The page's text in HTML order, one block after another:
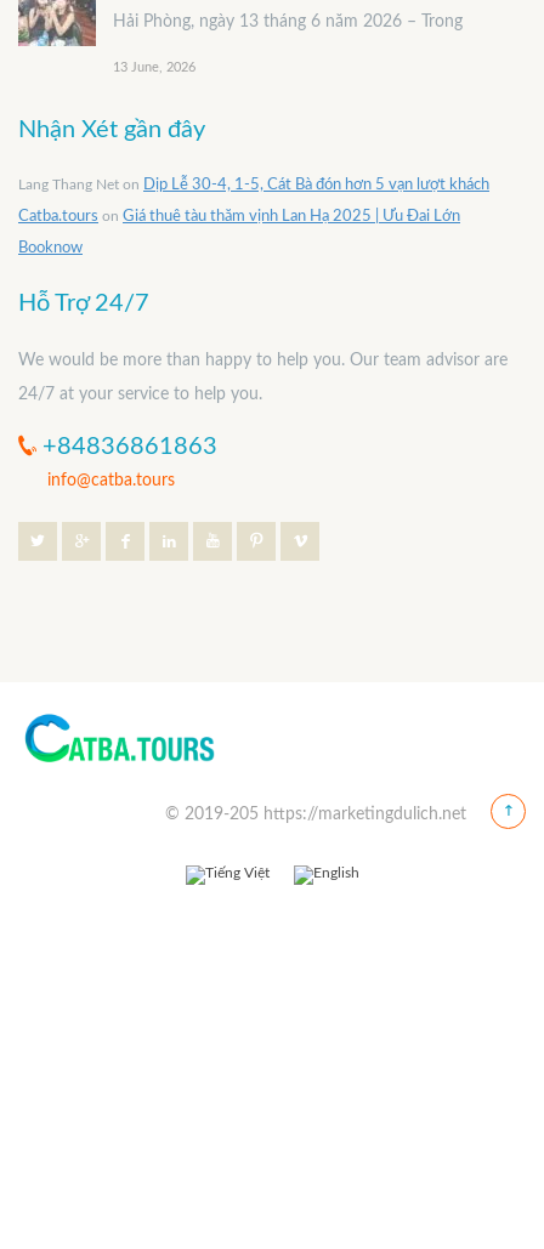
Hải Phòng, ngày 13 tháng 6 năm 2026 – Trong
13 June, 2026
Nhận Xét gần đây
Lang Thang Net on Dịp Lễ 30-4, 1-5, Cát Bà đón hơn 5 vạn lượt khách
Catba.tours on Giá thuê tàu thăm vịnh Lan Hạ 2025 | Ưu Đai Lớn
Booknow
Hỗ Trợ 24/7
We would be more than happy to help you. Our team advisor are
24/7 at your service to help you.
+84836861863
info@catba.tours
© 2019-205 https://marketingdulich.net